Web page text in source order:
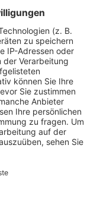
zu einem
in einem
aus der eine
die Sicherheit
der
gesperrt und
mehrere
über
in ein